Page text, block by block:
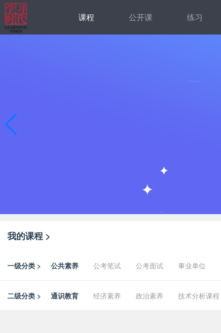
课程 公开课 练习
我的课程 >
一级分类 > 公共素养 公考笔试 公考面试 事业单位
二级分类 > 通识教育 经济素养 政治素养 技术分析课程